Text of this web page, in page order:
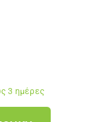
3 ημέρες